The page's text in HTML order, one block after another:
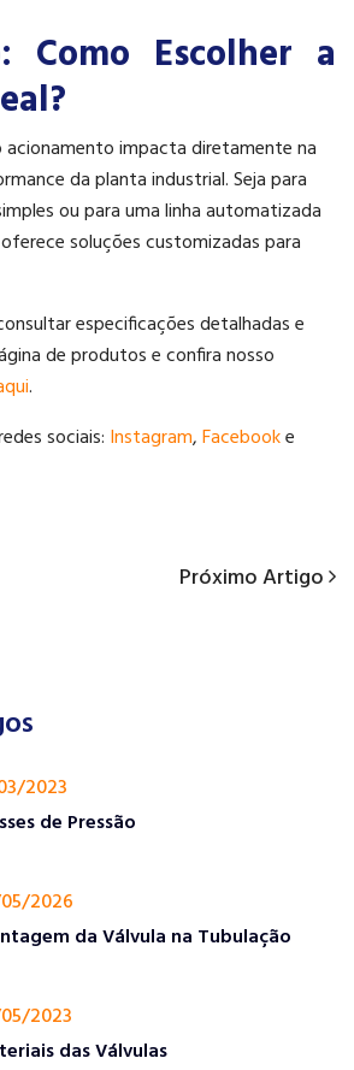
Como Escolher a
acionamento impacta diretamente na
da planta industrial. Seja para
ou para uma linha automatizada
soluções customizadas para
especificações detalhadas e
de produtos e confira nosso
.
sociais: Instagram,Facebooke
Próximo
Próximo Artigo
2023
de Pressão
2026
da Válvula na Tubulação
2023
das Válvulas